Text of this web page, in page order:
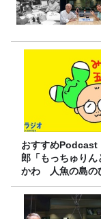
おすすめPodcast
郎「もっちゅりん
かわ 人魚の島の